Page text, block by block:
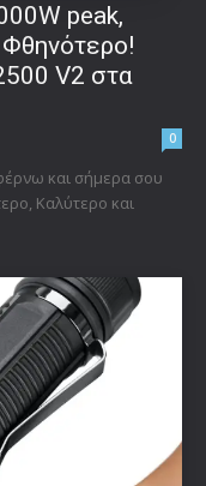
peak,
V2 στα
0
και σήμερα σου
Καλύτερο και